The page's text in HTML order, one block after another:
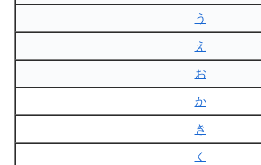
う
え
お
か
き
く